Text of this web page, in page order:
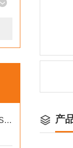
应急抢险6寸双缸柴油机水泵ST60DS产品介绍 产